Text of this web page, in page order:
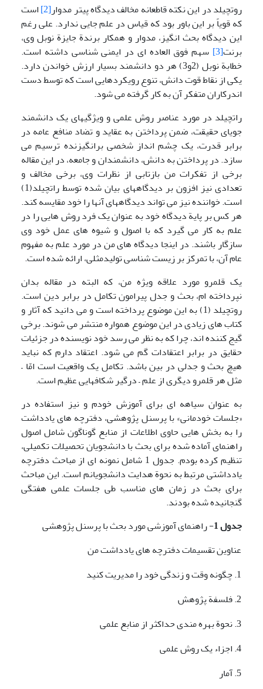
روتچیلد در این نکته قاطعانه مخالف دیدگاه پیتر مدوار[2] است
که قویاً بر این باور بود که قیاس در علم جایی ندارد. علی رغم
این دیدگاه بحث انگیز، مدوار و همکار برندة جایزة نوبل وی،
برنت[3]
سهم فوق العاده ای در ایمنی شناسی داشته است.
خطابة نوبل (2و3) هر دو دانشمند بسیار ارزش خواندن دارد.
یکی از نقاط قوت دانش، تنوع رویکردهایی است که توسط دست
اندرکاران متفکر آن به کار گرفته می شود.
راتچیلد در مورد عناصر روش علمی و ویژگیهای یک دانشمند
جویای حقیقت، ضمن پرداختن به عقاید و تضاد منافع عامه در
برابر قدرت، یک چشم انداز شخصی برانگیزنده ترسیم می
سازد. در پرداختن به دانش، دانشمندان و جامعه، در این مقاله
برخی از تفکرات من بازتابی از نظرات وی، برخی مخالف و
تعدادی نیز افزون بر دیدگاههای بیان شده توسط راتچیلد(1)
است. خواننده نیز می تواند دیدگاههای آنها را خود مقایسه کند.
هر کس بر پایة دیدگاه خود به عنوان یک فرد روش هایی را در
علم به کار می گیرد که با اصول و شیوه های عمل خود وی
سازگار باشند. در اینجا دیدگاه های من در مورد علم به مفهوم
عام آن، با تمرکز بر زیست شناسی تولیدمثلی، ارائه شده است.
یک قلمرو مورد علاقه ویژه من، که البته در مقاله بدان
نپرداخته ام، بحث و جدل پیرامون تکامل در برابر دین است.
روتچیلد (1) به این موضوع پرداخته است و می دانید که آثار و
کتاب های زیادی در این موضوع همواره منتشر می شوند. برخی
گیج کننده اند، چرا که به نظر می رسد خود نویسنده در جزئیات
حقایق در برابر اعتقادات گم می شود. اعتقاد دارم که نباید
هیچ بحث و جدلی در بین باشد. تکامل یک واقعیت است امّا –
مثل هر قلمرو دیگری از علم – درگیر شکافهایی عظیم است.
به عنوان سیاهه ای برای آموزش خودم و نیز استفاده در
«جلسات خودمانی» با پرسنل پژوهشی، دفترچه های یادداشت
را به بخش هایی حاوی اطلاعات از منابع گوناگون شامل اصول
راهنمای آماده شده برای بحث با دانشجویان تحصیلات تکمیلی،
تنظیم کرده بودم. جدول 1 شامل نمونه ای از مباحث دفترچه
یادداشتی مرتبط به نحوة هدایت دانشجویانم است. این مباحث
برای بحث در زمان های مناسب طی جلسات علمی هفتگی
گنجانیده شده بودند.
جدول 1 - راهنمای آموزشی مورد بحث با پرسنل پژوهشی
عناوین تقسیمات دفترچه های یادداشت من
1. چگونه وقت و زندگی خود را مدیریت کنید
2. فلسفة پژوهش
3. نحوة بهره مندی حداکثر از منابع علمی
4. اجزاء یک روش علمی
5. آمار